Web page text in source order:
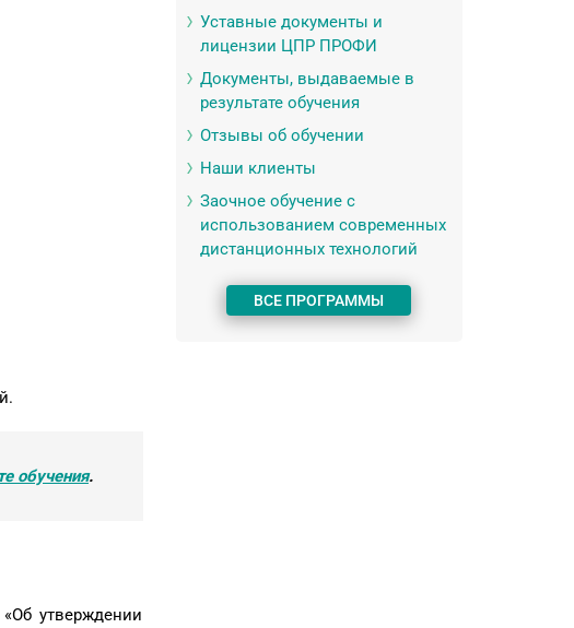
обучения.
утверждении
Уставные документы и
лицензии ЦПР ПРОФИ
Документы, выдаваемые в
результате обучения
Отзывы об обучении
Наши клиенты
Заочное обучение с
использованием современных
дистанционных технологий
ВСЕ ПРОГРАММЫ